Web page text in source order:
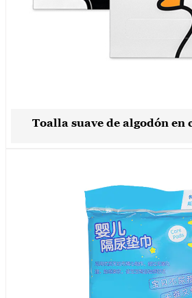
Toalla suave de algodón en